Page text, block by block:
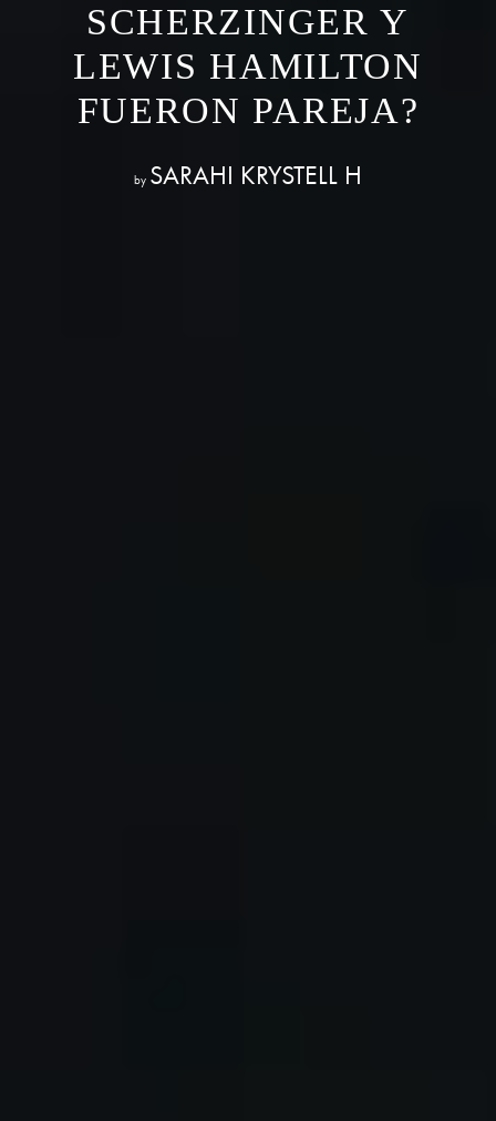
SCHERZINGER Y
LEWIS HAMILTON
FUERON PAREJA?
by SARAHI KRYSTELL H